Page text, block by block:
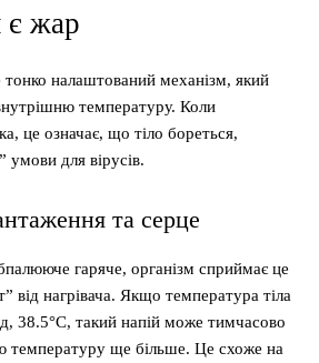
є жар
налаштований механізм, який
температуру. Коли
це означає, що тіло бореться,
умови для вірусів.
та серце
гаряче, організм сприймає це
від нагрівача. Якщо температура тіла
38.5°C, такий напій може тимчасово
температуру ще більше. Це схоже на